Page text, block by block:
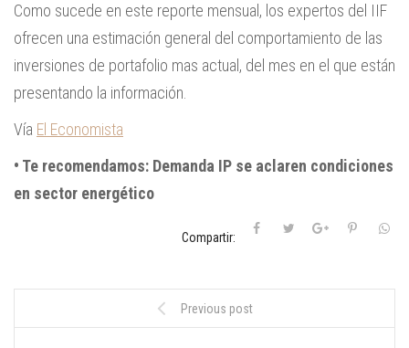
Como sucede en este reporte mensual, los expertos del IIF
ofrecen una estimación general del comportamiento de las
inversiones de portafolio mas actual, del mes en el que están
presentando la información.
Vía El Economista
• Te recomendamos: Demanda IP se aclaren condiciones
en sector energético
Compartir:
Previous post